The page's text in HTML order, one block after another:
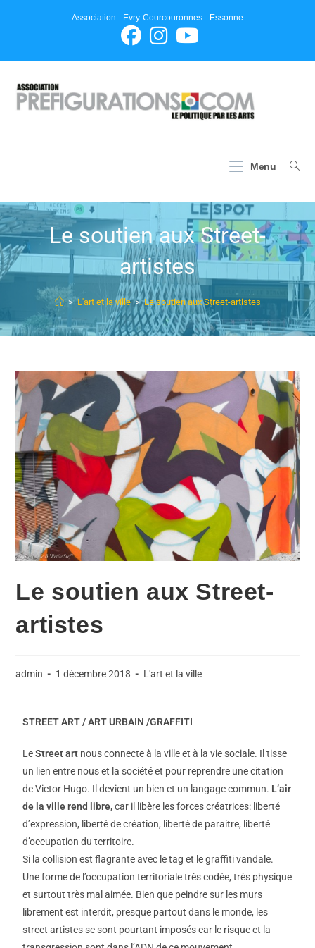
Association - Evry-Courcouronnes - Essonne
Menu
Le soutien aux Street-
artistes
> L'art et la ville > Le soutien aux Street-artistes
Le soutien aux Street-
artistes
admin 1 décembre 2018 L'art et la ville
STREET ART / ART URBAIN /GRAFFITI
LeStreet art nous connecte à la ville et à la vie sociale. Il tisse
un lien entre nous et la société et pour reprendre une citation
de Victor Hugo. Il devient un bien et un langage commun. L’air
de la ville rend libre, car il libère les forces créatrices: liberté
d’expression, liberté de création, liberté de paraitre, liberté
d’occupation du territoire.
Si la collision est flagrante avec le tag et le graffiti vandale.
Une forme de l’occupation territoriale très codée, très physique
et surtout très mal aimée. Bien que peindre sur les murs
librement est interdit, presque partout dans le monde, les
street artistes se sont pourtant imposés car le risque et la